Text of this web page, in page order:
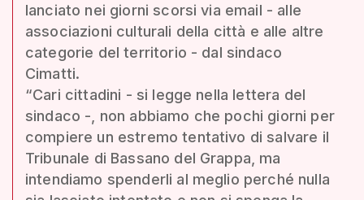
lanciato nei giorni scorsi via email - alle
associazioni culturali della città e alle altre
categorie del territorio - dal sindaco
Cimatti.
“Cari cittadini - si legge nella lettera del
sindaco -, non abbiamo che pochi giorni per
compiere un estremo tentativo di salvare il
Tribunale di Bassano del Grappa, ma
intendiamo spenderli al meglio perché nulla